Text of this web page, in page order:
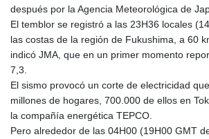
después por la Agencia Meteorológica de
El temblor se registró a las 23H36 locales
las costas de la región de Fukushima, a 60
indicó JMA, que en un primer momento
7,3.
El sismo provocó un corte de electricidad
millones de hogares, 700.000 de ellos en
la compañía energética TEPCO.
Pero alrededor de las 04H00 (19H00 GMT